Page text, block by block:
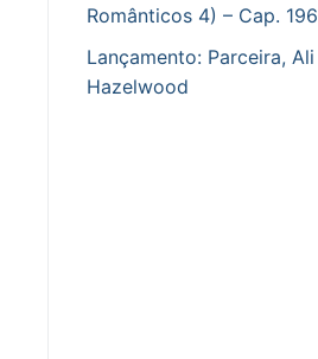
Românticos 4) – Cap.
Lançamento: Parceira, Ali
Hazelwood